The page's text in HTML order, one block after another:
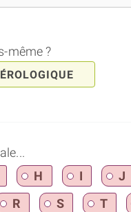
même ?
H I J
R S T